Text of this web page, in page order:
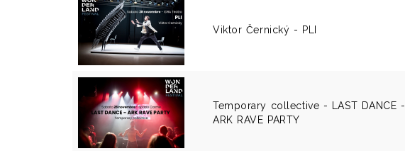
Viktor Černický - PLI
Temporary collective - LAST DANCE -
ARK RAVE PARTY